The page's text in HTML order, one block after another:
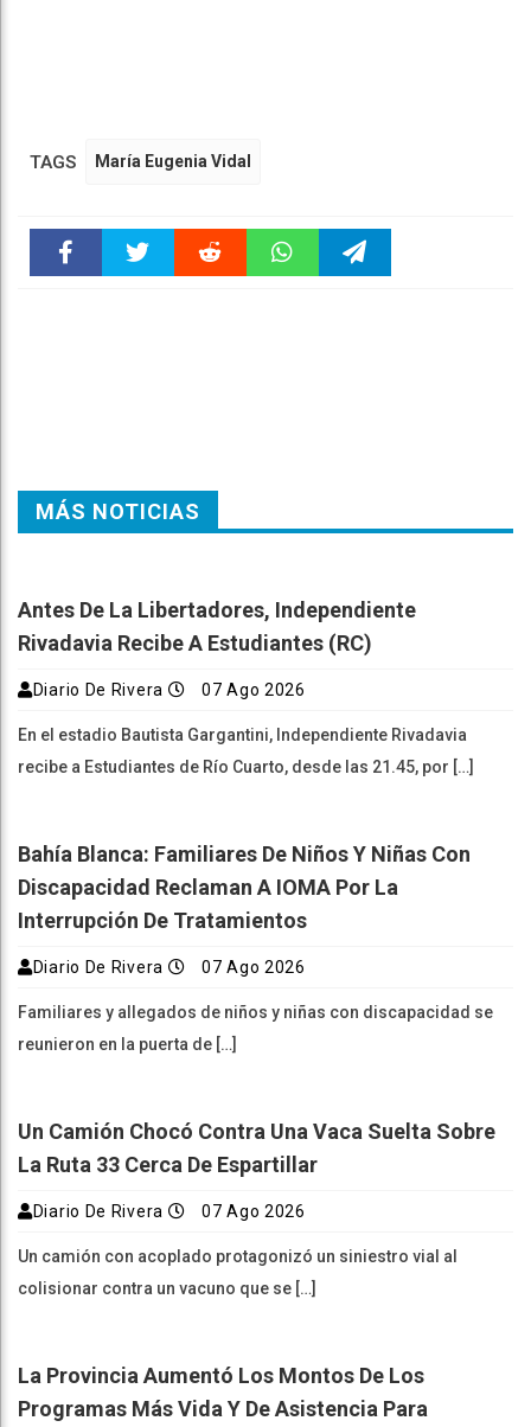
TAGS María Eugenia Vidal
MÁS NOTICIAS
Antes De La Libertadores, Independiente
Rivadavia Recibe A Estudiantes (RC)
Diario De Rivera 07 Ago 2026
En el estadio Bautista Gargantini, Independiente Rivadavia
recibe a Estudiantes de Río Cuarto, desde las 21.45, por […]
Bahía Blanca: Familiares De Niños Y Niñas Con
Discapacidad Reclaman A IOMA Por La
Interrupción De Tratamientos
Diario De Rivera 07 Ago 2026
Familiares y allegados de niños y niñas con discapacidad se
reunieron en la puerta de […]
Un Camión Chocó Contra Una Vaca Suelta Sobre
La Ruta 33 Cerca De Espartillar
Diario De Rivera 07 Ago 2026
Un camión con acoplado protagonizó un siniestro vial al
colisionar contra un vacuno que se […]
La Provincia Aumentó Los Montos De Los
Programas Más Vida Y De Asistencia Para